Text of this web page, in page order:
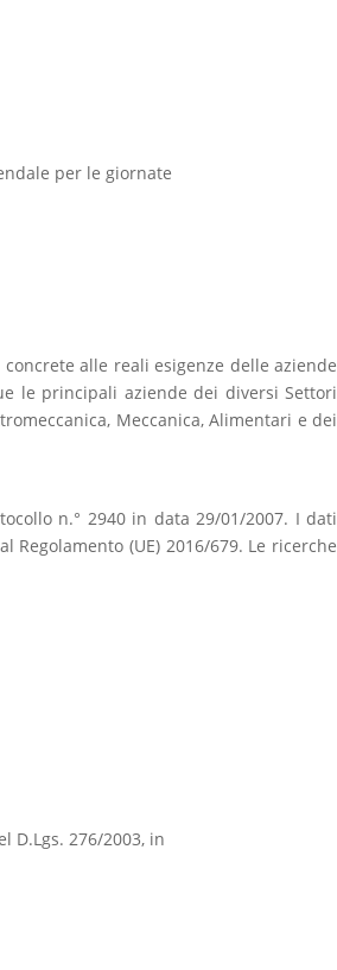
per le giornate
alle reali esigenze delle aziende
le principali aziende dei diversi Settori
Meccanica, Alimentari e dei
n.° 2940 in data 29/01/2007. I dati
(UE) 2016/679. Le ricerche
D.Lgs. 276/2003, in